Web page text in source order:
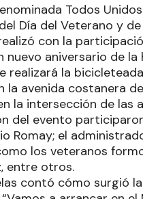
Todos
Día del Veterano y
con la
nuevo aniversario de
realizará la
la avenida costanera
la intersección de las
del evento
Romay; el
los veteranos
entre otros.
contó cómo surgió